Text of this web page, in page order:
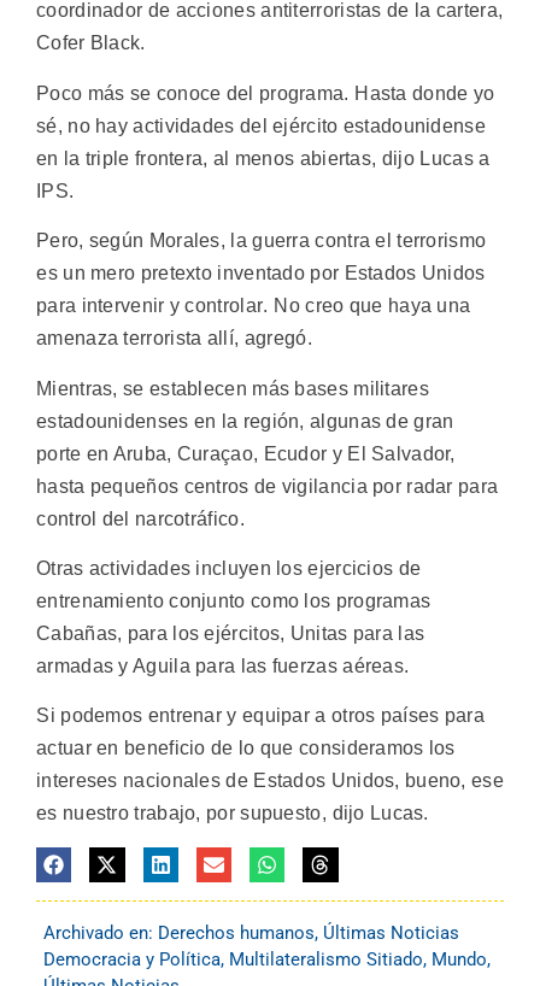
coordinador de acciones antiterroristas de la cartera,
Cofer Black.
Poco más se conoce del programa. Hasta donde yo
sé, no hay actividades del ejército estadounidense
en la triple frontera, al menos abiertas, dijo Lucas a
IPS.
Pero, según Morales, la guerra contra el terrorismo
es un mero pretexto inventado por Estados Unidos
para intervenir y controlar. No creo que haya una
amenaza terrorista allí, agregó.
Mientras, se establecen más bases militares
estadounidenses en la región, algunas de gran
porte en Aruba, Curaçao, Ecudor y El Salvador,
hasta pequeños centros de vigilancia por radar para
control del narcotráfico.
Otras actividades incluyen los ejercicios de
entrenamiento conjunto como los programas
Cabañas, para los ejércitos, Unitas para las
armadas y Aguila para las fuerzas aéreas.
Si podemos entrenar y equipar a otros países para
actuar en beneficio de lo que consideramos los
intereses nacionales de Estados Unidos, bueno, ese
es nuestro trabajo, por supuesto, dijo Lucas.
Archivado en: Derechos humanos, Últimas Noticias
Democracia y Política, Multilateralismo Sitiado, Mundo,